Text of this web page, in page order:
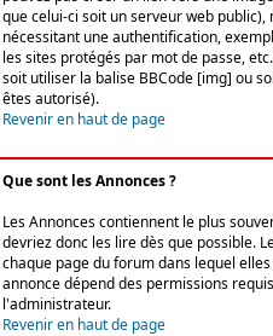
que celui-ci soit un serveur web
nécessitant une authentification,
les sites protégés par mot de passe,
soit utiliser la balise BBCode [img] ou
êtes autorisé).
Revenir en haut de page
Que sont les Annonces ?
Les Annonces contiennent le plus
devriez donc les lire dès que possible.
chaque page du forum dans lequel
annonce dépend des permissions
l'administrateur.
Revenir en haut de page